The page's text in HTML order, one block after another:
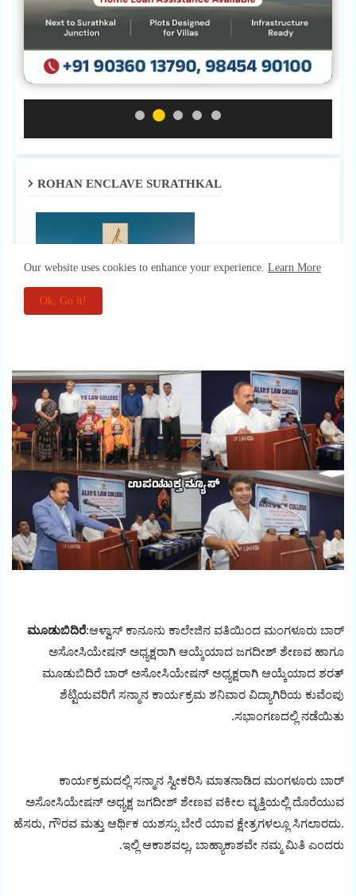
ಮೂಡುಬಿದಿರೆ:ಆಳ್ವಾಸ್ ಕಾನೂನು ಕಾಲೇಜಿನ ವತಿಯಿಂದ ಮಂಗಳೂರು ಬಾರ್
ಅಸೋಸಿಯೇಷನ್ ಅಧ್ಯಕ್ಷರಾಗಿ ಆಯ್ಕೆಯಾದ ಜಗದೀಶ್ ಶೇಣವ ಹಾಗೂ
ಮೂಡುಬಿದಿರೆ ಬಾರ್ ಅಸೋಸಿಯೇಷನ್ ಅಧ್ಯಕ್ಷರಾಗಿ ಆಯ್ಕೆಯಾದ ಶರತ್
ಶೆಟ್ಟಿಯವರಿಗೆ ಸನ್ಮಾನ ಕಾರ್ಯಕ್ರಮ ಶನಿವಾರ ವಿದ್ಯಾಗಿರಿಯ ಕುವೆಂಪು
ಸಭಾಂಗಣದಲ್ಲಿ ನಡೆಯಿತು.
ಕಾರ್ಯಕ್ರಮದಲ್ಲಿ ಸನ್ಮಾನ ಸ್ವೀಕರಿಸಿ ಮಾತನಾಡಿದ ಮಂಗಳೂರು ಬಾರ್
ಅಸೋಸಿಯೇಷನ್ ಅಧ್ಯಕ್ಷ ಜಗದೀಶ್ ಶೇಣವ ವಕೀಲ ವೃತ್ತಿಯಲ್ಲಿ ದೊರೆಯುವ
ಹೆಸರು, ಗೌರವ ಮತ್ತು ಆರ್ಥಿಕ ಯಶಸ್ಸು ಬೇರೆ ಯಾವ ಕ್ಷೇತ್ರಗಳಲ್ಲೂ ಸಿಗಲಾರದು.
ಇಲ್ಲಿ ಆಕಾಶವಲ್ಲ, ಬಾಹ್ಯಾಕಾಶವೇ ನಮ್ಮ ಮಿತಿ ಎಂದರು.